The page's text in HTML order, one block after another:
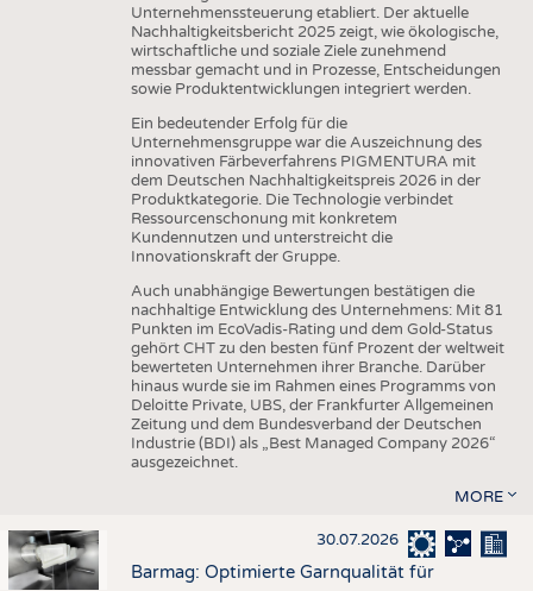
Unternehmenssteuerung etabliert. Der aktuelle
Nachhaltigkeitsbericht 2025 zeigt, wie ökologische,
wirtschaftliche und soziale Ziele zunehmend
messbar gemacht und in Prozesse, Entscheidungen
sowie Produktentwicklungen integriert werden.
Ein bedeutender Erfolg für die
Unternehmensgruppe war die Auszeichnung des
innovativen Färbeverfahrens PIGMENTURA mit
dem Deutschen Nachhaltigkeitspreis 2026 in der
Produktkategorie. Die Technologie verbindet
Ressourcenschonung mit konkretem
Kundennutzen und unterstreicht die
Innovationskraft der Gruppe.
Auch unabhängige Bewertungen bestätigen die
nachhaltige Entwicklung des Unternehmens: Mit 81
Punkten im EcoVadis-Rating und dem Gold-Status
gehört CHT zu den besten fünf Prozent der weltweit
bewerteten Unternehmen ihrer Branche. Darüber
hinaus wurde sie im Rahmen eines Programms von
Deloitte Private, UBS, der Frankfurter Allgemeinen
Zeitung und dem Bundesverband der Deutschen
Industrie (BDI) als „Best Managed Company 2026“
ausgezeichnet.
MORE
30.07.2026
Barmag: Optimierte Garnqualität für